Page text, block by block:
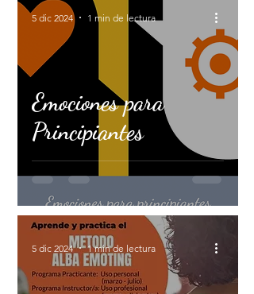
Emociones para
Principiantes
5 dic 2024 1 min de lectura
5 dic 2024 1 min de lectura